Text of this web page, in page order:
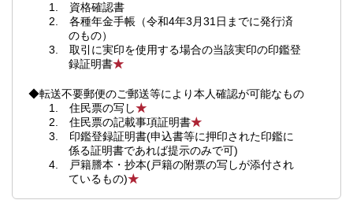
1. 資格確認書
2. 各種年金手帳（令和4年3月31日までに発行済
のもの）
3. 取引に実印を使用する場合の当該実印の印鑑登
録証明書★
◆転送不要郵便のご郵送等により本人確認が可能なもの
1. 住民票の写し★
2. 住民票の記載事項証明書★
3. 印鑑登録証明書(申込書等に押印された印鑑に
係る証明書であれば提示のみで可)
4. 戸籍謄本・抄本(戸籍の附票の写しが添付され
ているもの)★